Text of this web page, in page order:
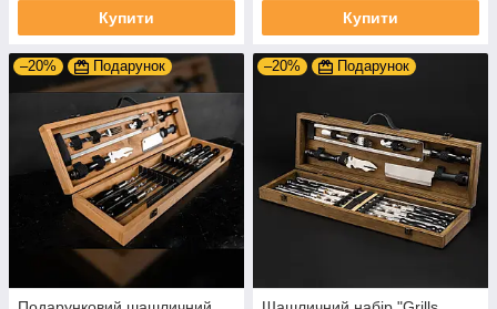
Купити Купити
–20% Подарунок –20% Подарунок